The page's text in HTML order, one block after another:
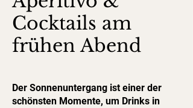
Cocktails am
frühen Abend
Der Sonnenuntergang ist einer der
schönsten Momente, um Drinks in